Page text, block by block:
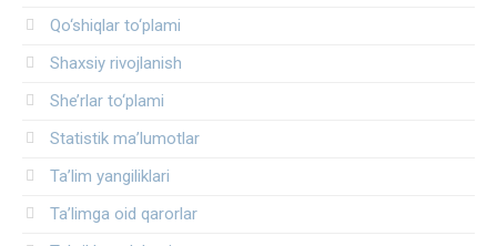
Qo‘shiqlar to‘plami
Shaxsiy rivojlanish
She’rlar to‘plami
Statistik ma’lumotlar
Ta’lim yangiliklari
Ta’limga oid qarorlar